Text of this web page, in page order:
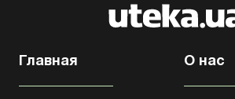
Главная О нас